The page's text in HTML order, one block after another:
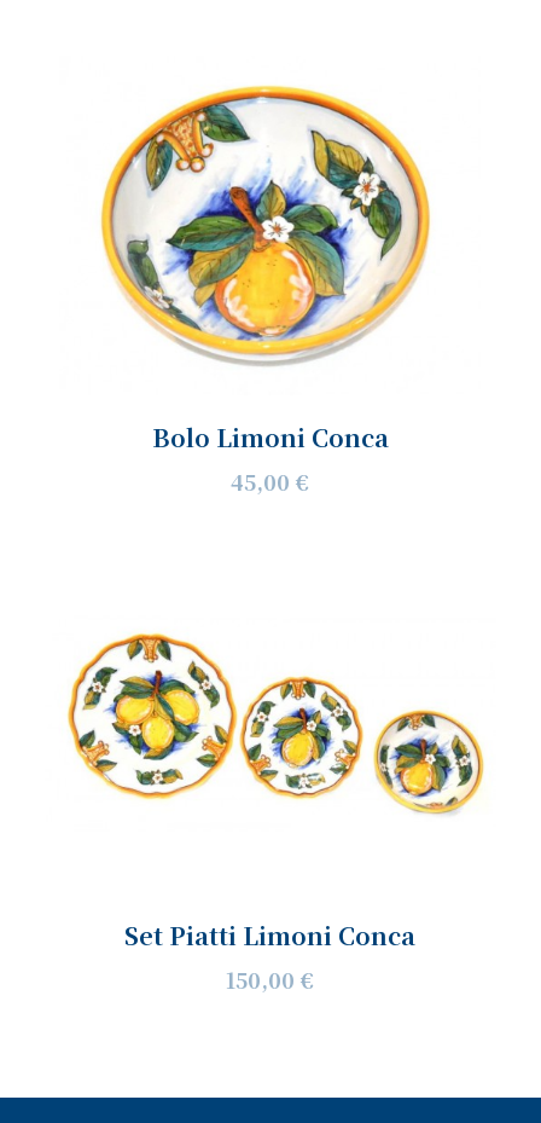
Bolo Limoni Conca
45,00 €
Set Piatti Limoni Conca
150,00 €